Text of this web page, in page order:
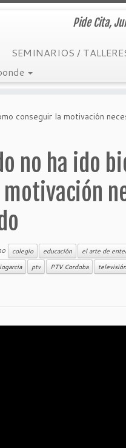
Pide Cita,
SEMINARIOS /
conseguir la motivación
no ha ido
colegio educación
el arte de
ptv PTV Cordoba televisión